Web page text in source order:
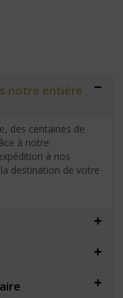
notre entière
des centaines de
à notre
à nos
destination de votre